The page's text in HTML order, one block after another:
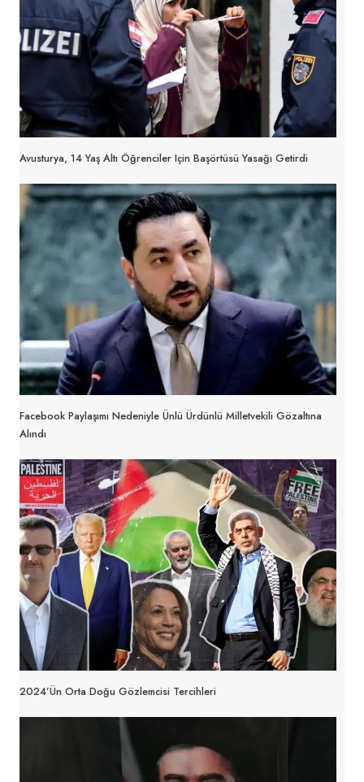
Avusturya, 14 Yaş Altı Öğrenciler Için Başörtüsü Yasağı Getirdi
Facebook Paylaşımı Nedeniyle Ünlü Ürdünlü Milletvekili Gözaltına
Alındı
2024’ün Orta Doğu Gözlemcisi Tercihleri